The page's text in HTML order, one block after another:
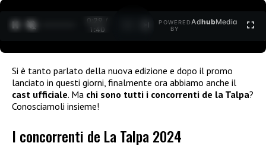
0:30 /
1:40
POWERED
BY
AdhubMedia
Si è tanto parlato della nuova edizione e dopo il promo
lanciato in questi giorni, finalmente ora abbiamo anche il
cast ufficiale. Ma chi sono tutti i concorrenti de la Talpa?
Conosciamoli insieme!
I concorrenti de La Talpa 2024